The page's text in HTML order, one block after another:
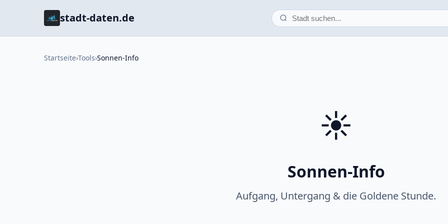
stadt-daten.de
Startseite›Tools›Sonnen-Info
☀️
Sonnen-Info
Aufgang, Untergang & die Goldene Stunde.